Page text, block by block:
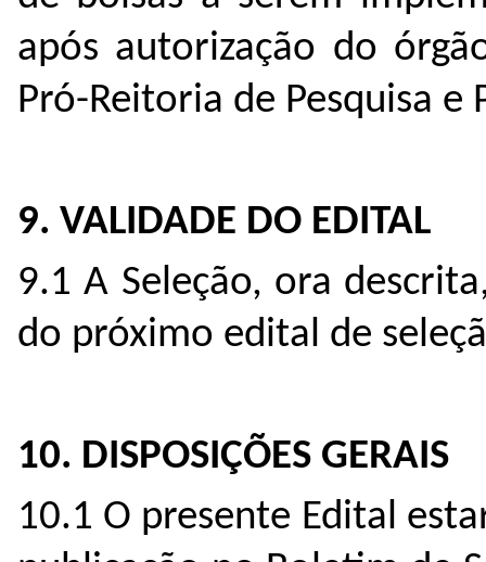
após autorização do
Pró-Reitoria de Pesquisa e
9. VALIDADE DO EDITAL
9.1 A Seleção, ora
do próximo edital de
10. DISPOSIÇÕES GERAIS
10.1 O presente Edital